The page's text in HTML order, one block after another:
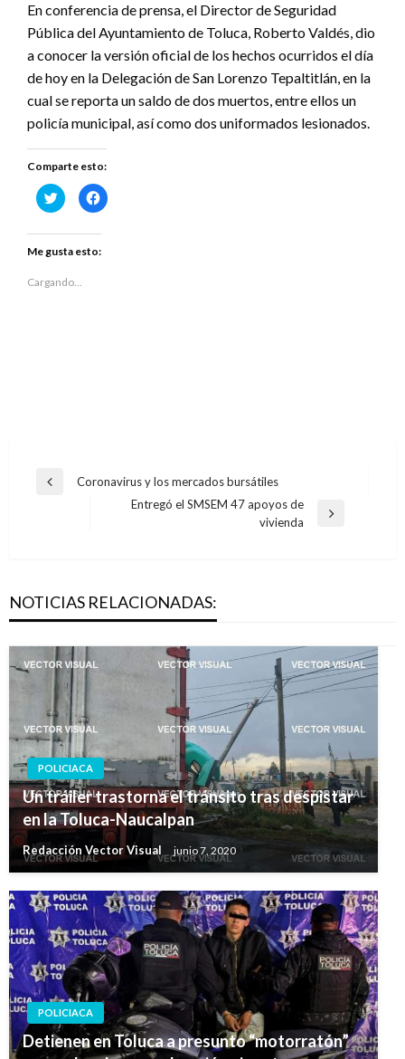
En conferencia de prensa, el Director de Seguridad
Pública del Ayuntamiento de Toluca, Roberto Valdés, dio
a conocer la versión oficial de los hechos ocurridos el día
de hoy en la Delegación de San Lorenzo Tepaltitlán, en la
cual se reporta un saldo de dos muertos, entre ellos un
policía municipal, así como dos uniformados lesionados.
Comparte esto:
Haz
clic
en
Twitter
(Se
en
Haz
clic
Me gusta esto:
Cargando...
Navegación
Entrada
Coronavirus y los mercados bursátiles
Entregó el SMSEM 47 apoyos de
vivienda
NOTICIAS RELACIONADAS:
POLICIACA
Un tráiler trastorna el tránsito tras despistar
en la Toluca-Naucalpan
Redacción Vector Visual junio 7, 2020
POLICIACA
Detienen en Toluca a presunto “motorratón”